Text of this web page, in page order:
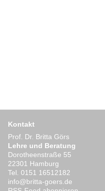
Kontakt
Prof. Dr. Britta Görs
Lehre und Beratung
Dorotheenstraße 55
22301 Hamburg
Tel. 0151 16512182
ed.sreog-attirb@ofni